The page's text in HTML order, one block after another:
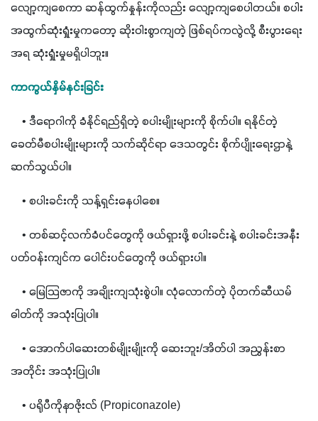
လျော့ကျစေကာ ဆန်ထွက်နှုန်းကိုလည်း လျော့ကျစေပါတယ်။ စပါး
အထွက်ဆုံးရှုံးမှုကတော့ ဆိုးဝါးစွာကျတဲ့ ဖြစ်ရပ်ကလွဲလို့ စီးပွားရေး
အရ ဆုံးရှုံးမှုမရှိပါဘူး။
ကာကွယ်နှိမ်နင်းခြင်း
• ဒီရောဂါကို ခံနိုင်ရည်ရှိတဲ့ စပါးမျိုးများကို စိုက်ပါ။ ရနိုင်တဲ့
ခေတ်မီစပါးမျိုးများကို သက်ဆိုင်ရာ ဒေသတွင်း စိုက်ပျိုးရေးဌာနဲ့
ဆက်သွယ်ပါ။
• စပါးခင်းကို သန့်ရှင်းနေပါစေ။
• တစ်ဆင့်လက်ခံပင်တွေကို ဖယ်ရှားဖို့ စပါးခင်းနဲ့ စပါးခင်းအနီး
ပတ်ဝန်းကျင်က ပေါင်းပင်တွေကို ဖယ်ရှားပါ။
• မြေသြဇာကို အချိုးကျသုံးစွဲပါ။ လုံလောက်တဲ့ ပိုတက်ဆီယမ်
ဓါတ်ကို အသုံးပြုပါ။
• အောက်ပါဆေးတစ်မျိုးမျိုးကို ဆေးဘူး/အိတ်ပါ အညွှန်းစာ
အတိုင်း အသုံးပြုပါ။
• ပရိုပီကိုနာဇိုးလ် (Propiconazole)